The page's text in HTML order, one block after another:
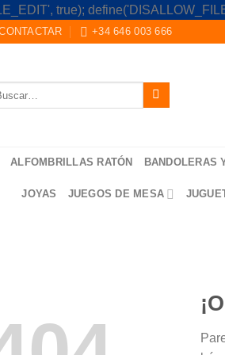
true);
+34 646 003 666
ALFOMBRILLAS RATÓN BANDOLERAS
JOYAS JUEGOS DE MESA